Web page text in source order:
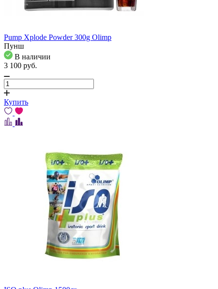
Pump Xplode Powder 300g Olimp
Пунш
В наличии
3 100 pуб.
Купить